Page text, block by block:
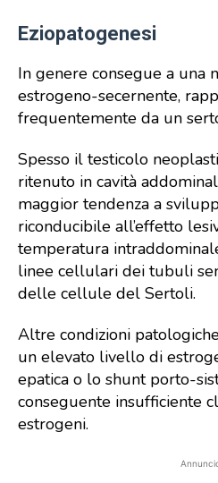
Eziopatogenesi
In genere consegue a una
estrogeno-secernente,
frequentemente da un
Spesso il testicolo
ritenuto in cavità
maggior tendenza a
riconducibile all’effetto
temperatura
linee cellulari dei tubuli
delle cellule del Sertoli.
Altre condizioni
un elevato livello di
epatica o lo shunt porto-
conseguente insufficiente
estrogeni.